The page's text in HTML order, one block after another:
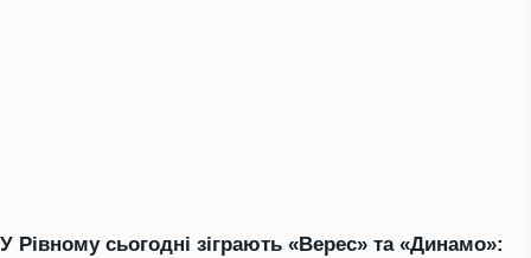
У Рівному сьогодні зіграють «Верес» та «Динамо»: